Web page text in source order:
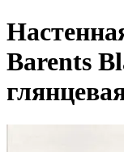
Barents